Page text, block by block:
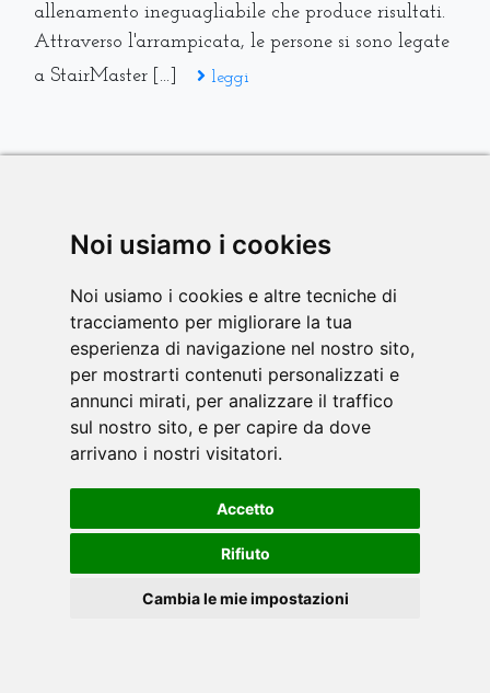
Noi usiamo i cookies
Noi usiamo i cookies e altre tecniche di
tracciamento per migliorare la tua
esperienza di navigazione nel nostro sito,
per mostrarti contenuti personalizzati e
annunci mirati, per analizzare il traffico
sul nostro sito, e per capire da dove
arrivano i nostri visitatori.
Accetto
Rifiuto
Cambia le mie impostazioni
allenamento ineguagliabile che produce risultati.
Attraverso l'arrampicata, le persone si sono legate
a StairMaster [...]
leggi
ha sempre puntato sull'autenticità e sulla qualità.
Abbiamo portato la sensazione della strada nel
ciclismo indoor con la stessa esperie [...]
leggi
Radicata nel settore cardio, Star Trac è cresciuta
per innovare e creare prodotti che mantengono le
persone in movimento e creano buone abitudini in